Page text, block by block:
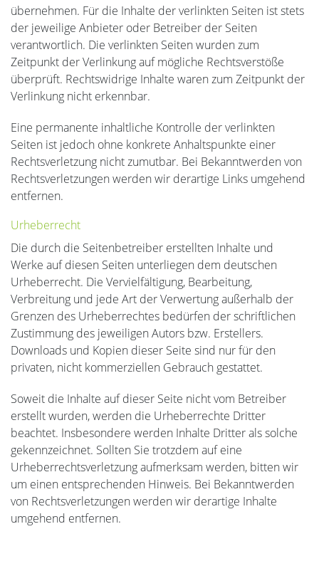
übernehmen. Für die Inhalte der verlinkten Seiten ist stets
der jeweilige Anbieter oder Betreiber der Seiten
verantwortlich. Die verlinkten Seiten wurden zum
Zeitpunkt der Verlinkung auf mögliche Rechtsverstöße
überprüft. Rechtswidrige Inhalte waren zum Zeitpunkt der
Verlinkung nicht erkennbar.
Eine permanente inhaltliche Kontrolle der verlinkten
Seiten ist jedoch ohne konkrete Anhaltspunkte einer
Rechtsverletzung nicht zumutbar. Bei Bekanntwerden von
Rechtsverletzungen werden wir derartige Links umgehend
entfernen.
Urheberrecht
Die durch die Seitenbetreiber erstellten Inhalte und
Werke auf diesen Seiten unterliegen dem deutschen
Urheberrecht. Die Vervielfältigung, Bearbeitung,
Verbreitung und jede Art der Verwertung außerhalb der
Grenzen des Urheberrechtes bedürfen der schriftlichen
Zustimmung des jeweiligen Autors bzw. Erstellers.
Downloads und Kopien dieser Seite sind nur für den
privaten, nicht kommerziellen Gebrauch gestattet.
Soweit die Inhalte auf dieser Seite nicht vom Betreiber
erstellt wurden, werden die Urheberrechte Dritter
beachtet. Insbesondere werden Inhalte Dritter als solche
gekennzeichnet. Sollten Sie trotzdem auf eine
Urheberrechtsverletzung aufmerksam werden, bitten wir
um einen entsprechenden Hinweis. Bei Bekanntwerden
von Rechtsverletzungen werden wir derartige Inhalte
umgehend entfernen.